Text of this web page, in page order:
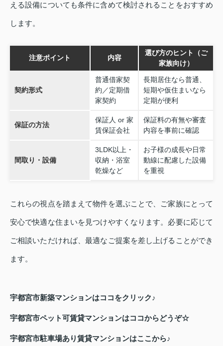
える設備についても条件に含めて検討されることをおすすめ
します。
注意ポイント 内容
選び方のヒント（ご
家族向け）
契約形式
普通借家契
約／定期借
家契約
長期居住なら普通、
短期や仮住まいなら
定期が便利
保証の方法
保証人 or 家
賃保証会社
保証料の有無や審査
内容を事前に確認
間取り・設備
3LDK以上・
収納・浴室
乾燥など
お子様の成長や日常
動線に配慮した設備
を重視
これらの視点を踏まえて物件を選ぶことで、ご家族にとって
安心で快適な住まいを見つけやすくなります。必要に応じて
ご相談いただければ、最適なご提案を差し上げることができ
ます。
宇都宮市新築マンションはココをクリック♪
宇都宮市ペット可賃貸マンションはココからどうぞ☆
宇都宮市駐車場あり賃貸マンションはここから♪